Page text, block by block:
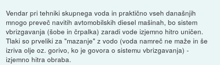
Vendar pri tehniki skupnega voda in praktično vseh današnjih
mnogo preveč navitih avtomobilskih diesel mašinah, bo sistem
vbrizgavanja (šobe in črpalka) zaradi vode izjemno hitro uničen.
Tlaki so prveliki za "mazanje" z vodo (voda namreč ne maže in še
izriva olje oz. gorivo, ko je govora o sistemu vbrizgavanja) -
izjemno hitra obraba.